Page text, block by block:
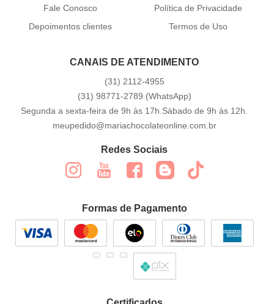
Fale Conosco
Depoimentos clientes
Política de Privacidade
Termos de Uso
CANAIS DE ATENDIMENTO
(31) 2112-4955
(31) 98771-2789 (WhatsApp)
Segunda a sexta-feira de 9h às 17h.Sábado de 9h às 12h.
meupedido@mariachocolateonline.com.br
Redes Sociais
Formas de Pagamento